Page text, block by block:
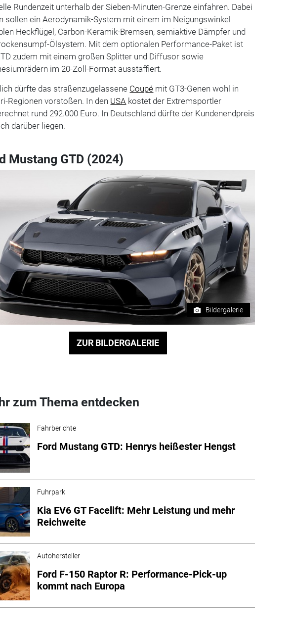
Rundenzeit unterhalb der Sieben-Minuten-Grenze einfahren. Dabei
sollen ein Aerodynamik-System mit einem im Neigungswinkel
Heckflügel, Carbon-Keramik-Bremsen, semiaktive Dämpfer und
Ölsystem. Mit dem optionalen Performance-Paket ist
zudem mit einem großen Splitter und Diffusor sowie
im 20-Zoll-Format ausstaffiert.
dürfte das straßenzugelassene Coupé mit GT3-Genen wohl in
Regionen vorstoßen. In den USA kostet der Extremsportler
rund 292.000 Euro. In Deutschland dürfte der Kundenendpreis
darüber liegen.
Mustang GTD (2024)
Bildergalerie
ZUR BILDERGALERIE
zum Thema entdecken
Fahrberichte
Ford Mustang GTD: Henrys heißester Hengst
Fuhrpark
Kia EV6 GT Facelift: Mehr Leistung und mehr
Reichweite
Autohersteller
Ford F-150 Raptor R: Performance-Pick-up
kommt nach Europa